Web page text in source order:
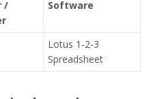
/
Software
Lotus 1-2-3
Spreadsheet